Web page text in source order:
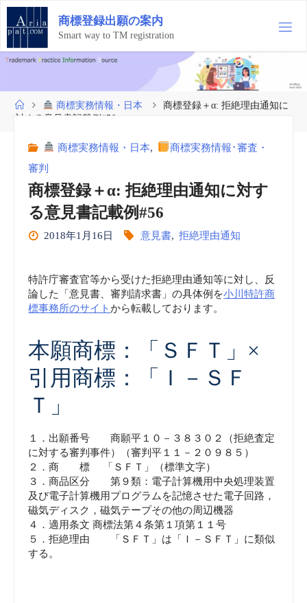
コ
テ
ン
ツ
ス
商標登録出願の案内
Smart way to TM registration
ホ
ー
商標実務情報・日本
商標登録＋α: 拒絶理由通知に
対する意見書記載例#56
商標実務情報・日本,
商標実務情報･審査・
審判
商標登録＋α: 拒絶理由通知に対す
る意見書記載例#56
2018年1月16日 意見書, 拒絶理由通知
特許庁審査官等から受けた拒絶理由通知等に対し、反
論した「意見書、審判請求書」の具体例を小川特許商
標事務所のサイトから転載しております。
本願商標：「ＳＦＴ」×
引用商標：「Ｉ－ＳＦ
Ｔ」
１．出願番号 商願平１０－３８３０２（拒絶査定
に対する審判事件）（審判平１１－２０９８５）
２．商 標 「ＳＦＴ」（標準文字）
３．商品区分 第９類：電子計算機用中央処理装置
及び電子計算機用プログラムを記憶させた電子回路，
磁気ディスク，磁気テープその他の周辺機器
４．適用条文 商標法第４条第１項第１１号
５．拒絶理由 「ＳＦＴ」は「Ｉ－ＳＦＴ」に類似
する。